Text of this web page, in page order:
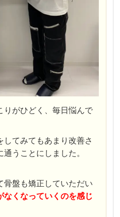
りがひどく、毎日悩んで
してみてもあまり改善さ
うことにしました。
骨盤も矯正していただい
なくなっていくのを感じ